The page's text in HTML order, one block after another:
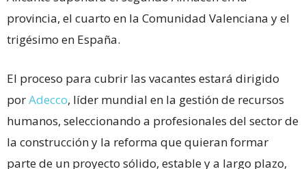
provincia, el cuarto en la Comunidad Valenciana y el
trigésimo en España.
El proceso para cubrir las vacantes estará dirigido
porAdecco, líder mundial en la gestión de recursos
humanos, seleccionando a profesionales del sector de
la construcción y la reforma que quieran formar
parte de un proyecto sólido, estable y a largo plazo,